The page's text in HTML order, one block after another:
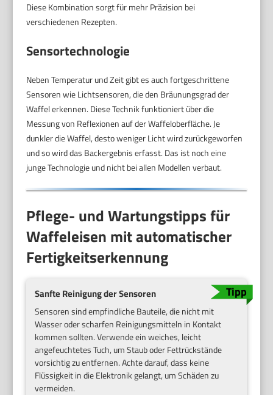
Diese Kombination sorgt für mehr Präzision bei
verschiedenen Rezepten.
Sensortechnologie
Neben Temperatur und Zeit gibt es auch fortgeschrittene
Sensoren wie Lichtsensoren, die den Bräunungsgrad der
Waffel erkennen. Diese Technik funktioniert über die
Messung von Reflexionen auf der Waffeloberfläche. Je
dunkler die Waffel, desto weniger Licht wird zurückgeworfen
und so wird das Backergebnis erfasst. Das ist noch eine
junge Technologie und nicht bei allen Modellen verbaut.
Pflege- und Wartungstipps für
Waffeleisen mit automatischer
Fertigkeitserkennung
Sanfte Reinigung der Sensoren
Sensoren sind empfindliche Bauteile, die nicht mit
Wasser oder scharfen Reinigungsmitteln in Kontakt
kommen sollten. Verwende ein weiches, leicht
angefeuchtetes Tuch, um Staub oder Fettrückstände
vorsichtig zu entfernen. Achte darauf, dass keine
Flüssigkeit in die Elektronik gelangt, um Schäden zu
vermeiden.